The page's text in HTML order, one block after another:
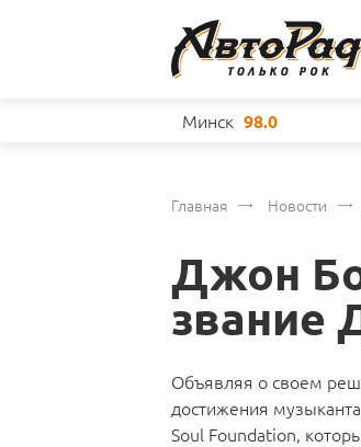
Минск 98.0
Главная Новости
Джон
звание
Объявляя о своем
достижения
Soul Foundation,